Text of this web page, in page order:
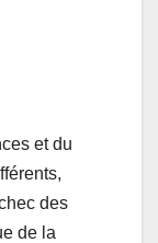
et du
des
de la